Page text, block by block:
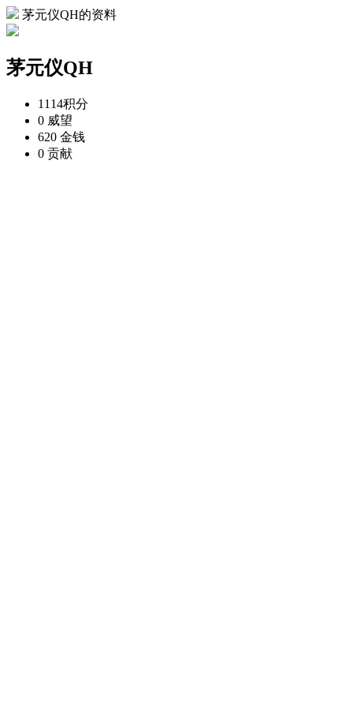
茅元仪QH的资料
茅元仪QH
1114积分
0 威望
620 金钱
0 贡献